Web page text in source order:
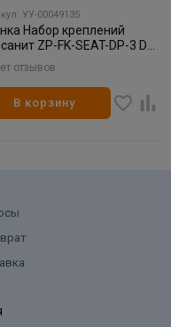
УУ-00049135
Набор креплений
ZP-FK-SEAT-DP-3 DP
сиденья к унитазу тип 3
ТРЕНТО/ДЖАСТ
отзывов
В корзину